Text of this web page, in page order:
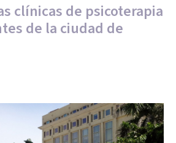
clínicas de psicoterapia
de la ciudad de